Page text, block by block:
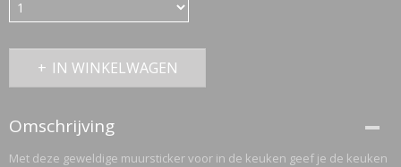
IN WINKELWAGEN
Omschrijving
Met deze geweldige muursticker voor in de keuken geef je de keuken